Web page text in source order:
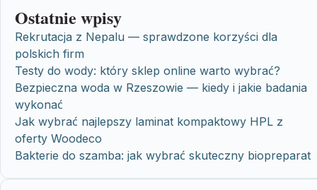
Ostatnie wpisy
Rekrutacja z Nepalu — sprawdzone korzyści dla
polskich firm
Testy do wody: który sklep online warto wybrać?
Bezpieczna woda w Rzeszowie — kiedy i jakie badania
wykonać
Jak wybrać najlepszy laminat kompaktowy HPL z
oferty Woodeco
Bakterie do szamba: jak wybrać skuteczny biopreparat